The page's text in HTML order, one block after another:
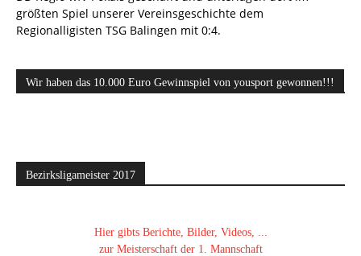
größten Spiel unserer Vereinsgeschichte dem
Regionalligisten TSG Balingen mit 0:4.
Wir haben das 10.000 Euro Gewinnspiel von yousport gewonnen!!!
Bezirksligameister 2017
Hier gibts Berichte, Bilder, Videos, ...
zur Meisterschaft der 1. Mannschaft